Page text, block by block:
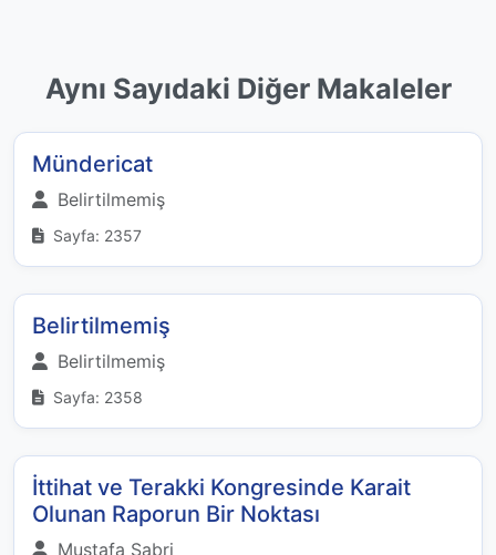
Aynı Sayıdaki Diğer Makaleler
Mündericat
Belirtilmemiş
Sayfa: 2357
Belirtilmemiş
Belirtilmemiş
Sayfa: 2358
İttihat ve Terakki Kongresinde Karait
Olunan Raporun Bir Noktası
Mustafa Sabri